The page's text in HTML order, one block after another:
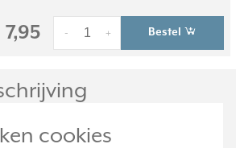
cookies
7,95 +
- Bestel
BFPLUA SW Productdatablad